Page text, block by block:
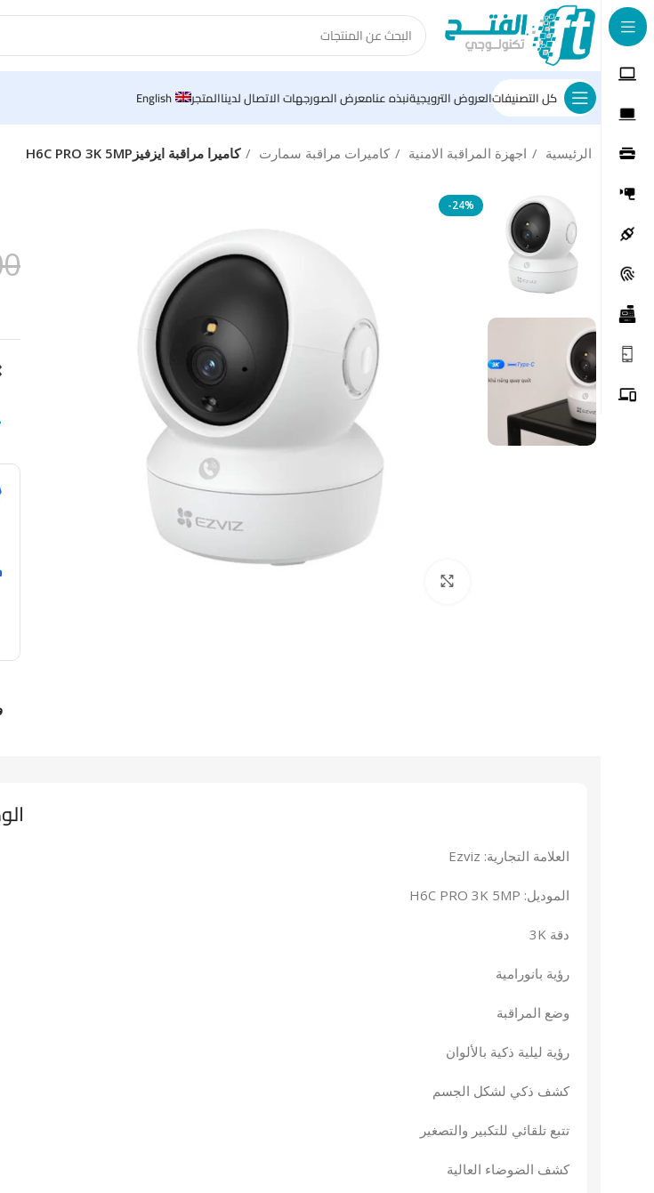
كل التصنيفاتالعروض الترويجيةنبذه عنامعرض الصورجهات الاتصال لديناالمتجر English
الرئيسية اجهزة المراقبة الامنية كاميرات مراقبة سمارت كاميرا مراقبة ايزفيزH6C PRO 3K 5MP
-24%
العلامة التجارية: Ezviz
الموديل: H6C PRO 3K 5MP
دقة 3K
رؤية بانورامية
وضع المراقبة
رؤية ليلية ذكية بالألوان
كشف ذكي لشكل الجسم
تتبع تلقائي للتكبير والتصغير
كشف الضوضاء العالية